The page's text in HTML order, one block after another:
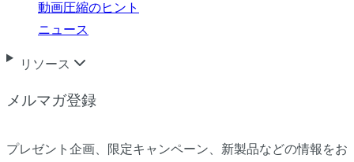
動画圧縮のヒント
ニュース
リソース
メルマガ登録
プレゼント企画、限定キャンペーン、新製品などの情報をお